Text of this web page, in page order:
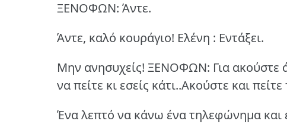
ΞΕΝΟΦΩΝ: Άντε.
Άντε, καλό κουράγιο! Ελένη : Εντάξει.
Μην ανησυχείς! ΞΕΝΟΦΩΝ: Για ακούστε
να πείτε κι εσείς κάτι..Ακούστε και
Ένα λεπτό να κάνω ένα τηλεφώνημα και